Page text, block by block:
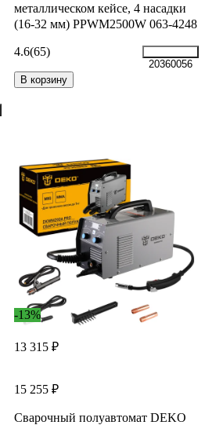
металлическом кейсе, 4 насадки
(16-32 мм) PPWM2500W 063-4248
4.6(65)
20360056
В корзину
-13%
13 315 ₽
15 255 ₽
Сварочный полуавтомат DEKO